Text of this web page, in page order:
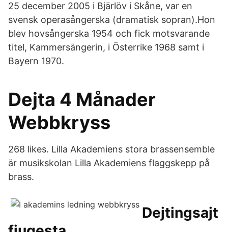
25 december 2005 i Bjärlöv i Skåne, var en
svensk operasångerska (dramatisk sopran).Hon
blev hovsångerska 1954 och fick motsvarande
titel, Kammersängerin, i Österrike 1968 samt i
Bayern 1970.
Dejta 4 Månader
Webbkryss
268 likes. Lilla Akademiens stora brassensemble
är musikskolan Lilla Akademiens flaggskepp på
brass.
Dejtingsajt